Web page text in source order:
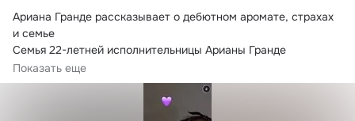
Ариана Гранде рассказывает о дебютном аромате, страхах
и семье
Семья 22-летней исполнительницы Арианы Гранде
поддерживает не только...
Показать еще